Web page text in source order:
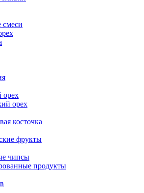
смеси
орех
орех
косточка
фрукты
чипсы
продукты